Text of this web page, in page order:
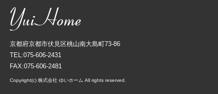
京都府京都市伏見区桃山南大島町73-86
TEL:075-606-2431
FAX:075-606-2481
Copyright(c) 株式会社 ゆいホーム All rights reserved.